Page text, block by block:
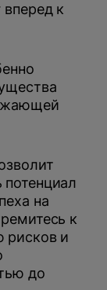
к
на
к
рисков и
до